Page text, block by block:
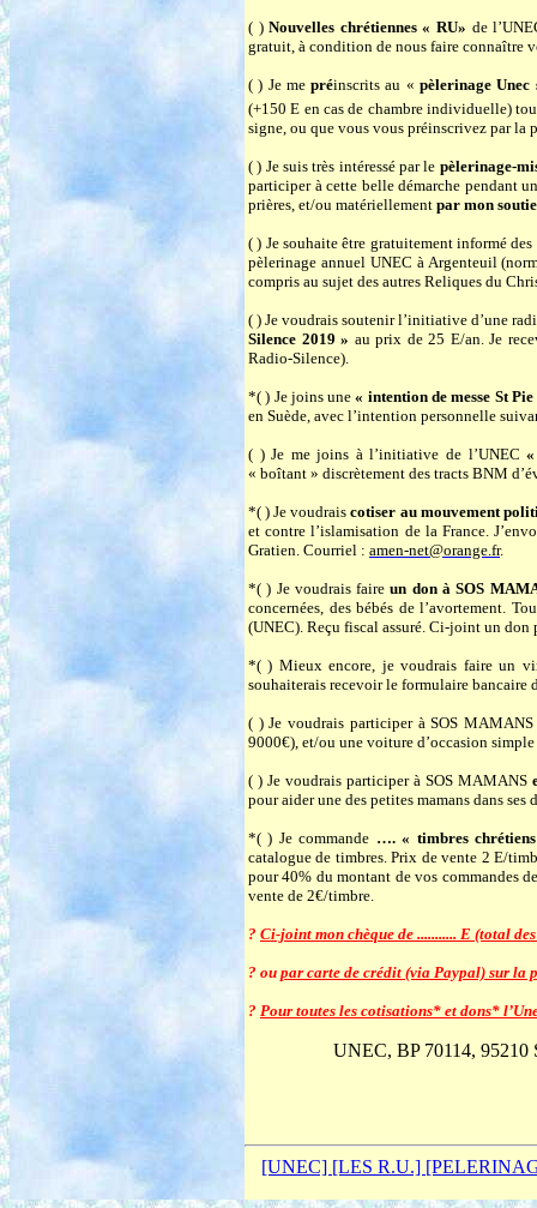
( )Nouvelles chrétiennes « RU» de
gratuit, à condition de nous faire
( ) Je mepréinscrits au «pèlerinage
(+150 E en cas de chambre individuelle)
signe, ou que vous vous préinscrivez par la
( ) Je suis très intéressé par le pèlerinage-
participer à cette belle démarche pendant
prières, et/ou matériellement par mon
( ) Je souhaite être gratuitement informé des
pèlerinage annuel UNEC à Argenteuil
compris au sujet des autres Reliques du
( ) Je voudrais soutenir l’initiative d’une
Silence 2019 » au prix de 25 E/an. Je
Radio-Silence).
*( ) Je joins une« intention de messe St
en Suède, avec l’intention personnelle
( ) Je me joins à l’initiative de l’UNEC
« boîtant » discrètement des tracts BNM
*( ) Je voudraiscotiser au mouvement
et contre l’islamisation de la France.
Gratien. Courriel : amen-net@orange.fr.
*( ) Je voudrais faireun don à SOS
concernées, des bébés de l’avortement.
(UNEC). Reçu fiscal assuré. Ci-joint un
*( ) Mieux encore, je voudrais faire un
souhaiterais recevoir le formulaire bancaire
( ) Je voudrais participer à SOS
9000€), et/ou une voiture d’occasion
( ) Je voudrais participer à SOS MAMANS
pour aider une des petites mamans dans
*( ) Je commande …. « timbres
catalogue de timbres. Prix de vente 2 E/
pour 40% du montant de vos commandes
vente de 2€/timbre.
? Ci-joint mon chèque de ........... E (total
? ou par carte de crédit (via Paypal) sur la
? Pour toutes les cotisations* et dons*
UNEC, BP 70114, 95210
[UNEC] [LES R.U.]